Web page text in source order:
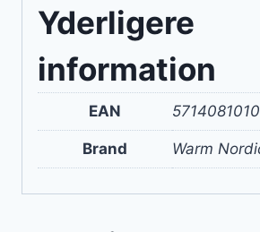
Yderligere
information
EAN
Brand Warm